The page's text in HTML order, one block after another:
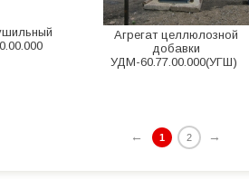
Агрегат целлюлозной
добавки
УДМ-60.77.00.000(УГШ)
← 1 2 →